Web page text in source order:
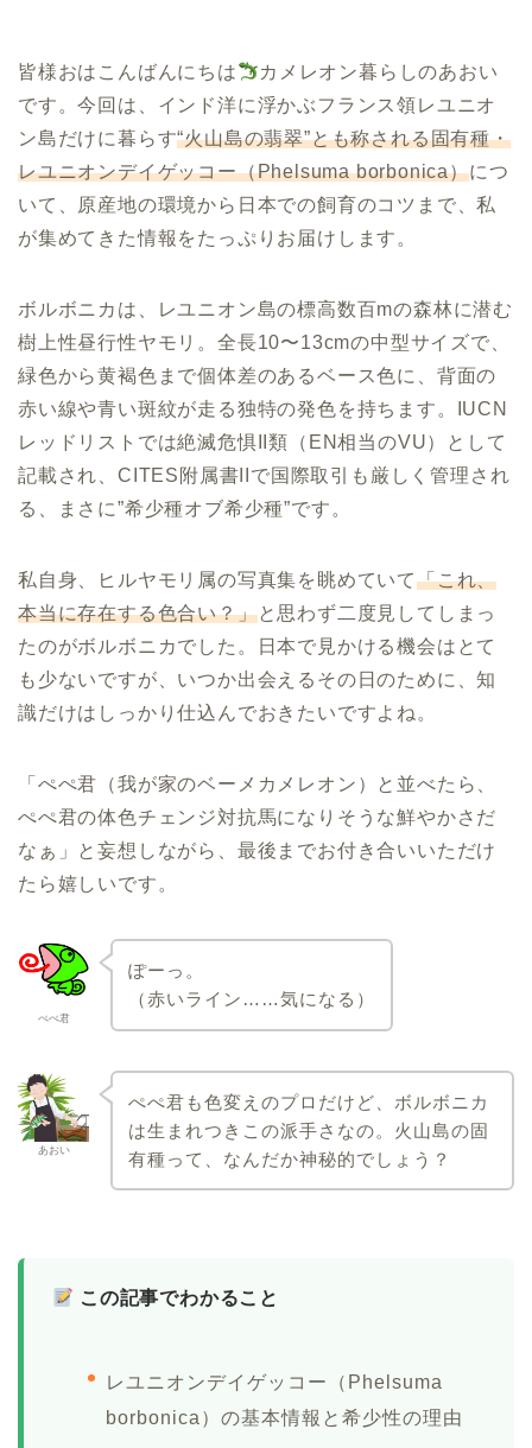
皆様おはこんばんにちは
カメレオン暮らしのあおい
です。今回は、インド洋に浮かぶフランス領レユニオ
ン島だけに暮らす“火山島の翡翠”とも称される固有種・
レユニオンデイゲッコー（Phelsuma borbonica）につ
いて、原産地の環境から日本での飼育のコツまで、私
が集めてきた情報をたっぷりお届けします。
ボルボニカは、レユニオン島の標高数百mの森林に潜む
樹上性昼行性ヤモリ。全長10〜13cmの中型サイズで、
緑色から黄褐色まで個体差のあるベース色に、背面の
赤い線や青い斑紋が走る独特の発色を持ちます。IUCN
レッドリストでは絶滅危惧II類（EN相当のVU）として
記載され、CITES附属書IIで国際取引も厳しく管理され
る、まさに”希少種オブ希少種”です。
私自身、ヒルヤモリ属の写真集を眺めていて「これ、
本当に存在する色合い？」と思わず二度見してしまっ
たのがボルボニカでした。日本で見かける機会はとて
も少ないですが、いつか出会えるその日のために、知
識だけはしっかり仕込んでおきたいですよね。
「ぺぺ君（我が家のベーメカメレオン）と並べたら、
ぺぺ君の体色チェンジ対抗馬になりそうな鮮やかさだ
なぁ」と妄想しながら、最後までお付き合いいただけ
たら嬉しいです。
ぺぺ君
ぽーっ。
（赤いライン……気になる）
あおい
ぺぺ君も色変えのプロだけど、ボルボニカ
は生まれつきこの派手さなの。火山島の固
有種って、なんだか神秘的でしょう？
この記事でわかること
レユニオンデイゲッコー（Phelsuma
borbonica）の基本情報と希少性の理由